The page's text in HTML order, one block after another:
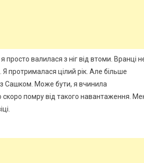
валилася з ніг від втоми. Вранці
протрималася цілий рік. Але більше
з Сашком. Може бути, я вчинила
помру від такого навантаження.